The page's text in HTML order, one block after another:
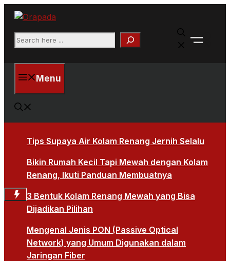
Langsung
Search
X
Menu
Tips Supaya Air Kolam Renang Jernih Selalu
Bikin Rumah Kecil Tapi Mewah dengan Kolam
Renang, Ikuti Panduan Membuatnya
3 Bentuk Kolam Renang Mewah yang Bisa
Dijadikan Pilihan
Mengenal Jenis PON (Passive Optical
Network) yang Umum Digunakan dalam
Jaringan Fiber